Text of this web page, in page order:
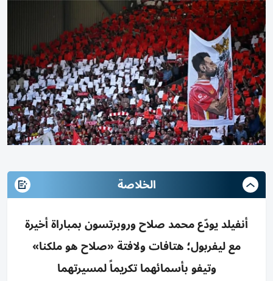
الخلاصة
أنفيلد يودّع محمد صلاح وروبرتسون بمباراة أخيرة
مع ليفربول؛ هتافات ولافتة «صلاح هو ملكنا»
وتيفو بأسمائهما تكريماً لمسيرتهما